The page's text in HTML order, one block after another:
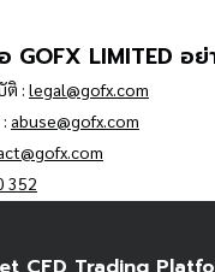
LIMITED อย่
ติ : legal@gofx.com
abuse@gofx.com
352